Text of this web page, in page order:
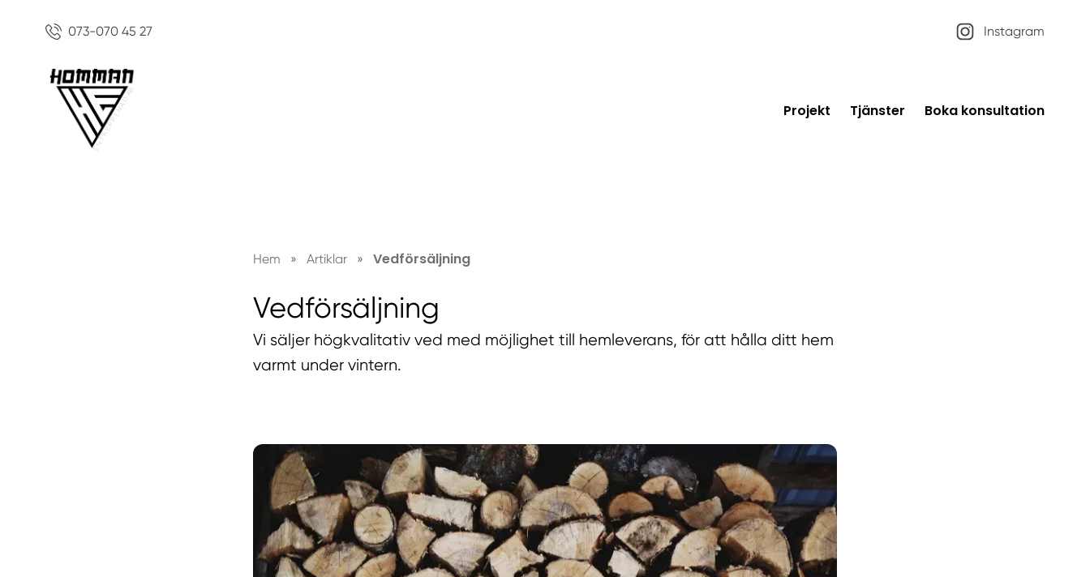
073-070 45 27 Instagram
Projekt Tjänster Boka konsultation
Hem » Artiklar » Vedförsäljning
Vedförsäljning
Vi säljer högkvalitativ ved med möjlighet till hemleverans, för att hålla ditt hem
varmt under vintern.